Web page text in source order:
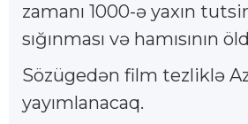
zamanı 1000-ə yaxın
sığınması və hamısının
Sözügedən film tezliklə
yayımlanacaq.